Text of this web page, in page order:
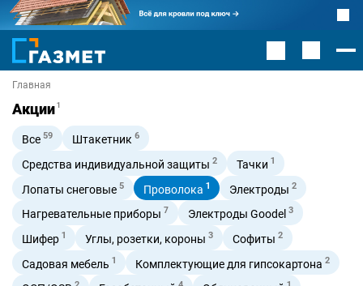
Главная
Акции1
Все 59 Штакетник 6
Средства индивидуальной защиты 2 Тачки 1
Лопаты снеговые 5 Проволока 1 Электроды 2
Нагревательные приборы 7 Электроды Goodel 3
Шифер 1 Углы, розетки, короны 3 Софиты 2
Садовая мебель 1 Комплектующие для гипсокартона 2